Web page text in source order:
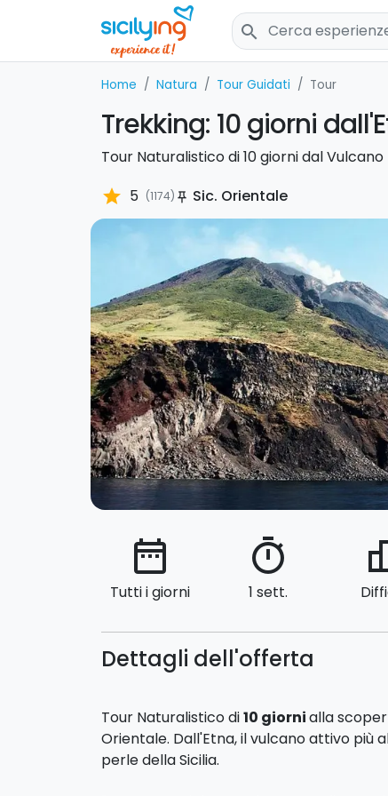
search
Home Natura Tour Guidati Tour
Trekking: 10 giorni
Tour Naturalistico di 10 giorni dal Vulcano
star 5 (1174) push_pin Sic. Orientale
date_range
Tutti i giorni
timer
1 sett.
Dettagli dell'offerta
Tour Naturalistico di10 giornialla
Orientale. Dall'Etna, il vulcano attivo più
perle della Sicilia.